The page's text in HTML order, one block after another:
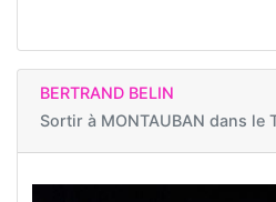
BERTRAND BELIN
Sortir à MONTAUBAN dans le